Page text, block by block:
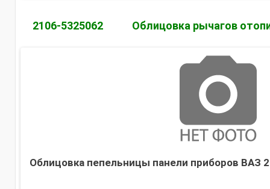
2106-5325062 Облицовка рычагов
Облицовка пепельницы панели приборов ВАЗ